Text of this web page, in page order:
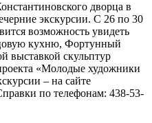
дворца в
экскурсии. С 26 по 30
возможность увидеть
кухню, Фортунный
выставкой скульптур
«Молодые художники
– на сайте
по телефонам: 438-53-